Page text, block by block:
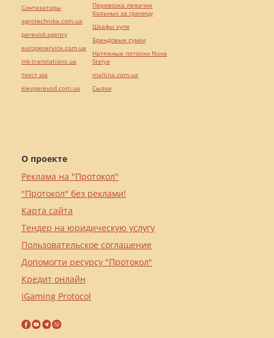
О проекте
Реклама на "Протокол"
"Протокол" без реклами!
Карта сайта
Тендер на юридическую услугу
Пользовательское соглашение
Допомогти ресурсу "Протокол"
Кредит онлайн
iGaming Protocol
Синтезаторы
agrotechnika.com.ua
perevod.agency
europeservice.com.ua
mk-translations.ua
текст юа
kievperevod.com.ua
Перевозка лежачих
больных за границу
Шкафы купе
Брендовые сумки
Натяжные потолки Nova
Stelya
maltina.com.ua
Cылки